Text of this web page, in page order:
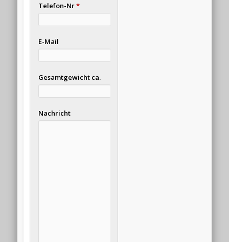
Telefon-Nr*
E-Mail
Gesamtgewicht ca.
Nachricht